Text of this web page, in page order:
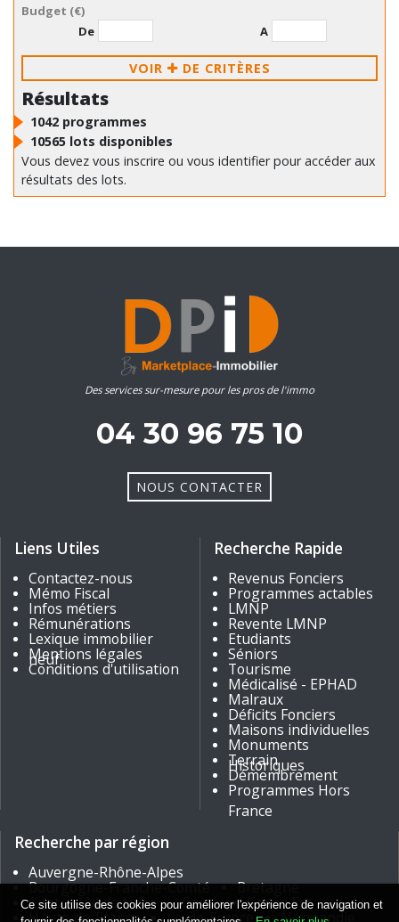
Budget (€)
De
A
VOIR DE CRITÈRES
Résultats
1042 programmes
10565 lots disponibles
Vous devez vous inscrire ou vous identifier pour accéder aux
résultats des lots.
Des services sur-mesure pour les pros de l'immo
04 30 96 75 10
NOUS CONTACTER
Liens Utiles
Contactez-nous
Mémo Fiscal
Infos métiers
Rémunérations
Lexique immobilier
neuf
Mentions légales
Conditions d'utilisation
Recherche Rapide
Revenus Fonciers
Programmes actables
LMNP
Revente LMNP
Etudiants
Séniors
Tourisme
Médicalisé - EPHAD
Malraux
Déficits Fonciers
Maisons individuelles
Monuments
Historiques
Terrain
Démembrement
Programmes Hors
France
Recherche par région
Auvergne-Rhône-Alpes
Bourgogne-Franche-Comté Bretagne
Centre-Val de Loire Corse Grand Est
Hauts-de-France Île-de-France Normandie
Ce site utilise des cookies pour améliorer l'expérience de navigation et